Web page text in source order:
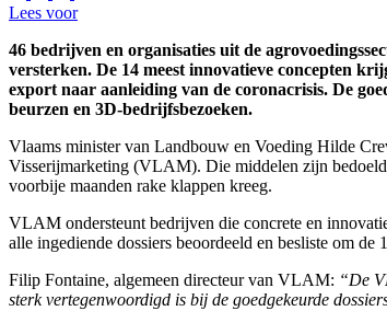
Lees voor
46 bedrijven en organisaties uit de
versterken. De 14 meest innovatieve concepten
export naar aanleiding van de coronacrisis. De
beurzen en 3D-bedrijfsbezoeken.
Vlaams minister van Landbouw en Voeding Hilde
Visserijmarketing (VLAM). Die middelen zijn
voorbije maanden rake klappen kreeg.
VLAM ondersteunt bedrijven die concrete en
alle ingediende dossiers beoordeeld en besliste om
Filip Fontaine, algemeen directeur van VLAM: “De
sterk vertegenwoordigd is bij de goedgekeurde